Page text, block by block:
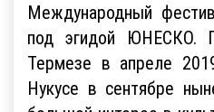
Международный
под эгидой ЮНЕСКО.
Термезе в апреле
Нукусе в сентябре